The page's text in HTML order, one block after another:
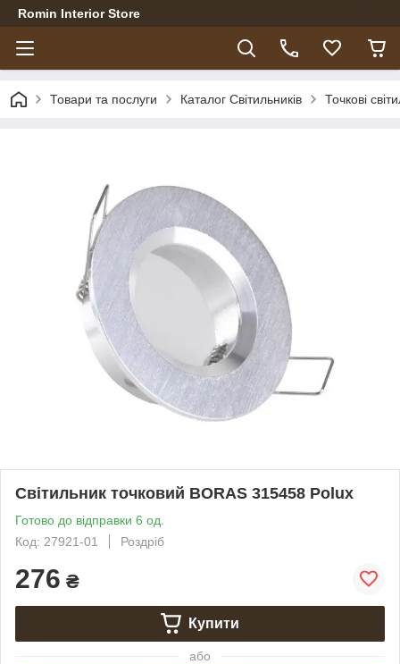
Romin Interior Store
Товари та послуги Каталог Світильників Точкові
Світильник точковий BORAS 315458 Polux
Готово до відправки 6 од.
Код: 27921-01
Роздріб
276 ₴
Купити
або